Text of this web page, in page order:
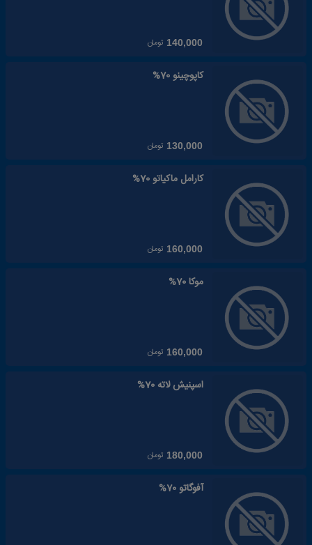
140,000 تومان
کاپوچینو 70%
130,000 تومان
کارامل ماکیاتو 70%
160,000 تومان
موکا 70%
160,000 تومان
اسپنیش لاته 70%
180,000 تومان
آفوگاتو 70%